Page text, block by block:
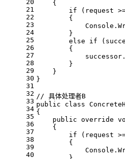
20
21
22
23
24
25
26
27
28
29
30
31
32
33
34
35
36
37
38
39
40
    {
if (request
        {
        }
else
if
        {
        }
    }
}
// 具体处理者B
public
class
{
public override
    {
if (request
        {